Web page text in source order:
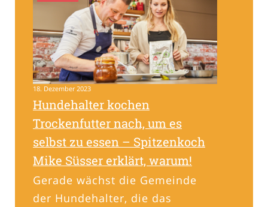
18. Dezember 2023
Hundehalter kochen
Trockenfutter nach, um es
selbst zu essen – Spitzenkoch
Mike Süsser erklärt, warum!
Gerade wächst die Gemeinde
der Hundehalter, die das